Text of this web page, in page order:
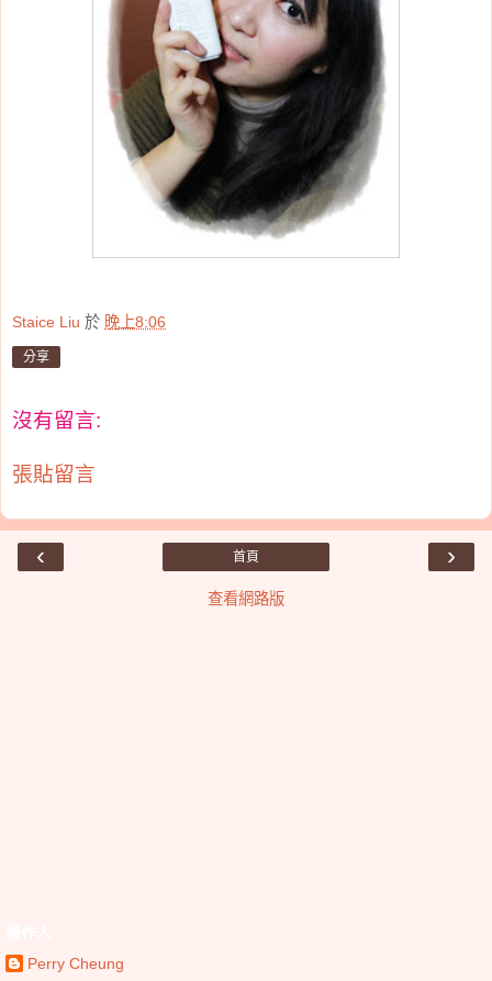
Staice Liu 於 晚上8:06
分享
沒有留言:
張貼留言
‹ ›
首頁
查看網路版
Perry Cheung